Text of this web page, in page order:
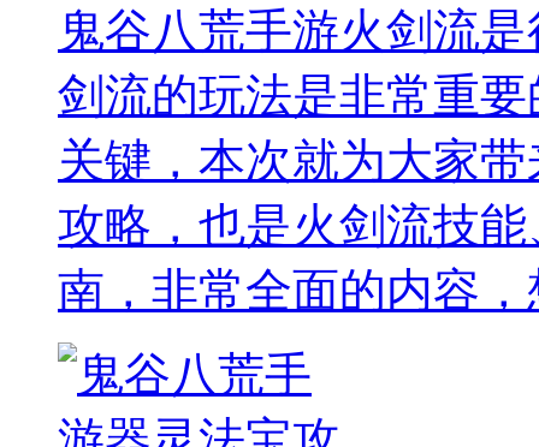
鬼谷八荒手游火剑流
剑流的玩法是非常重
关键，本次就为大家
攻略，也是火剑流技
南，非常全面的内容